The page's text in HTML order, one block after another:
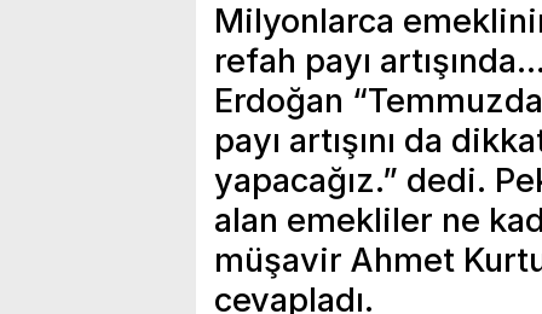
Milyonlarca
refah payı
Erdoğan
payı artışını da
yapacağız.” dedi.
alan emekliler ne
müşavir Ahmet
cevapladı.